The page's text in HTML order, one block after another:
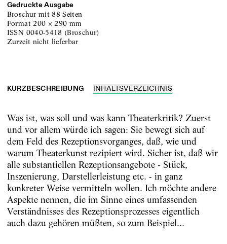
Gedruckte Ausgabe
Broschur mit 88 Seiten
Format200 ×290 mm
ISSN 0040-5418 (Broschur)
zurzeit nicht lieferbar
KURZBESCHREIBUNG INHALTSVERZEICHNIS
Was ist, was soll und was kann Theaterkritik? Zuerst
und vor allem würde ich sagen: Sie bewegt sich auf
dem Feld des Rezeptionsvorganges, daß, wie und
warum Theaterkunst rezipiert wird. Sicher ist, daß wir
alle substantiellen Rezeptionsangebote - Stück,
Inszenierung, Darstellerleistung etc. - in ganz
konkreter Weise vermitteln wollen. Ich möchte andere
Aspekte nennen, die im Sinne eines umfassenden
Verständnisses des Rezeptionsprozesses eigentlich
auch dazu gehören müßten, so zum Beispiel...